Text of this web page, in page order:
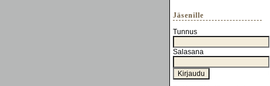
Jäsenille
Tunnus
Salasana